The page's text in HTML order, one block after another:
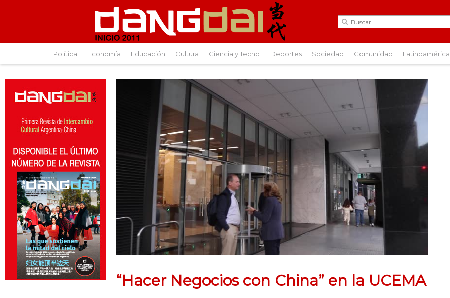
Política Economía Educación Cultura Ciencia y Tecno Deportes Sociedad Comunidad Latinoamérica
“Hacer Negocios con China” en la UCEMA